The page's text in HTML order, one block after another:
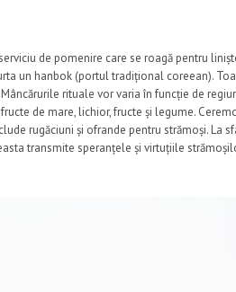
de pomenire care se roagă pentru
un hanbok (portul tradițional coreean).
rituale vor varia în funcție de
de mare, lichior, fructe și legume.
rugăciuni și ofrande pentru strămoși. La
transmite speranțele și virtuțiile